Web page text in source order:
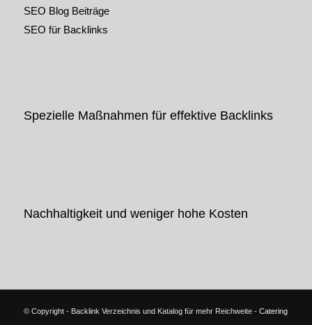
SEO Blog Beiträge
SEO für Backlinks
Spezielle Maßnahmen für effektive Backlinks
Nachhaltigkeit und weniger hohe Kosten
© Copyright - Backlink Verzeichnis und Katalog für mehr Reichweite - Catering